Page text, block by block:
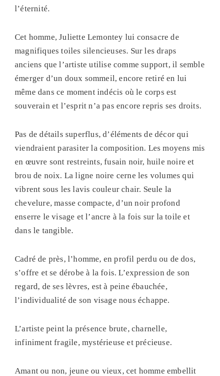
l’éternité.
Cet homme, Juliette Lemontey lui consacre de
magnifiques toiles silencieuses. Sur les draps
anciens que l’artiste utilise comme support, il semble
émerger d’un doux sommeil, encore retiré en lui
même dans ce moment indécis où le corps est
souverain et l’esprit n’a pas encore repris ses droits.
Pas de détails superflus, d’éléments de décor qui
viendraient parasiter la composition. Les moyens mis
en œuvre sont restreints, fusain noir, huile noire et
brou de noix. La ligne noire cerne les volumes qui
vibrent sous les lavis couleur chair. Seule la
chevelure, masse compacte, d’un noir profond
enserre le visage et l’ancre à la fois sur la toile et
dans le tangible.
Cadré de près, l’homme, en profil perdu ou de dos,
s’offre et se dérobe à la fois. L’expression de son
regard, de ses lèvres, est à peine ébauchée,
l’individualité de son visage nous échappe.
L’artiste peint la présence brute, charnelle,
infiniment fragile, mystérieuse et précieuse.
Amant ou non, jeune ou vieux, cet homme embellit